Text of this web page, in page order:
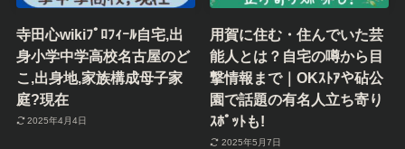
寺田心wikiﾌﾟﾛﾌｨｰﾙ自宅,出
身小学中学高校名古屋のど
こ,出身地,家族構成母子家
庭?現在
2025年4月4日
用賀に住む・住んでいた芸
能人とは？自宅の噂から目
撃情報まで｜OKｽﾄｱや砧公
園で話題の有名人立ち寄り
ｽﾎﾟｯﾄも!
2025年5月7日